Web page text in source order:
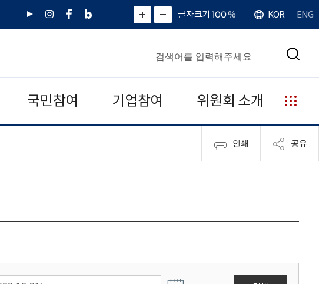
유
인
페
네
그
)
화
면
면
소
확
대
치
글자크기 100%
언
어
KOR ENG
통
합
검
색
검
국민참여 기업참여 위원회 소개
누
리
집
안
인쇄 공유